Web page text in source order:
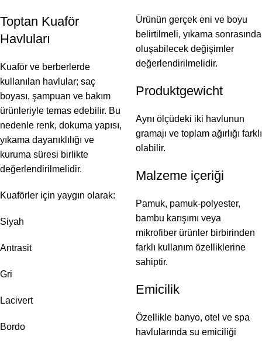
Toptan Kuaför
Havluları
Kuaför ve berberlerde
kullanılan havlular; saç
boyası, şampuan ve bakım
ürünleriyle temas edebilir. Bu
nedenle renk, dokuma yapısı,
yıkama dayanıklılığı ve
kuruma süresi birlikte
değerlendirilmelidir.
Kuaförler için yaygın olarak:
Siyah
Antrasit
Gri
Lacivert
Bordo
Ürünün gerçek eni ve boyu
belirtilmeli, yıkama sonrasında
oluşabilecek değişimler
değerlendirilmelidir.
Produktgewicht
Aynı ölçüdeki iki havlunun
gramajı ve toplam ağırlığı farklı
olabilir.
Malzeme içeriği
Pamuk, pamuk-polyester,
bambu karışımı veya
mikrofiber ürünler birbirinden
farklı kullanım özelliklerine
sahiptir.
Emicilik
Özellikle banyo, otel ve spa
havlularında su emiciliği